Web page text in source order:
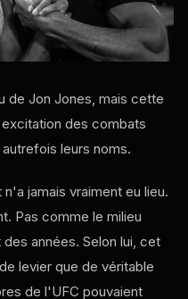
de Jon Jones, mais cette
des combats
leurs noms.
jamais vraiment eu lieu.
Pas comme le milieu
années. Selon lui, cet
levier que de véritable
de l'UFC pouvaient